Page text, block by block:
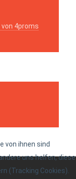
von 4proms
von ihnen sind
uns helfen, diese
(Tracking Cookies).